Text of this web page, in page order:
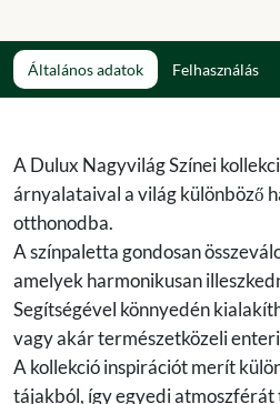
Általános adatok Felhasználás
A Dulux Nagyvilág Színei
árnyalataival a világ különböző
otthonodba.
A színpaletta gondosan
amelyek harmonikusan
Segítségével könnyedén
vagy akár természetközeli
A kollekció inspirációt merít
tájakból, így egyedi atmoszférát